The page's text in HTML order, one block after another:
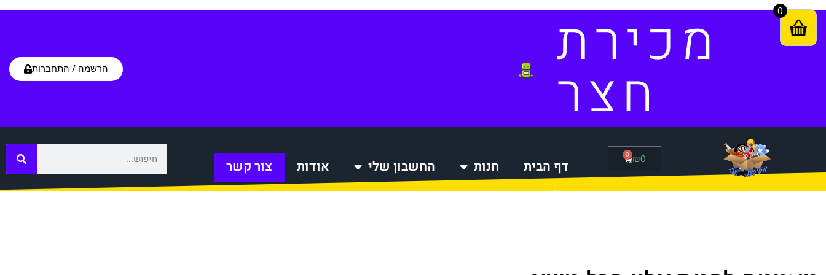
מכירת
חצר הרשמה / התחברות
₪0
0
דף הבית חנות החשבון שלי אודות
צור קשר
סל הקניות
0